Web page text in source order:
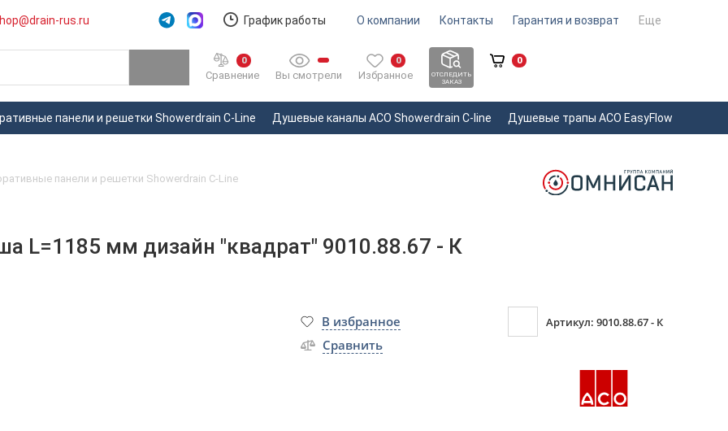
rus.ru График работы О компании Контакты Гарантия и возврат Еще
0
Сравнение Вы смотрели
0
Избранное
ОТСЛЕДИТЬ
ЗАКАЗ
0
панели и решетки Showerdrain C-Line Душевые каналы ACO Showerdrain С-line Душевые трапы ACO EasyFlow
панели и решетки Showerdrain C-Line
L=1185 мм дизайн "квадрат" 9010.88.67 - К
В избранное Артикул: 9010.88.67 - К
Сравнить